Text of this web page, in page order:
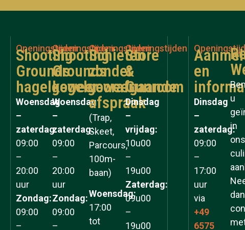
Openingstijden
Shooting
Grounds
hagelgeweer
Woensdag
–
zaterdag:
09:00
–
20:00
uur
Zondag:
09:00
–
Openingstijden
Shooting
Grounds
kogelgeweer
Woensdag
–
zaterdag:
09:00
–
20:00
uur
Zondag:
09:00
–
Openingstijden
Schieten
zonder
voorafgaande
afspraak
(Trap,
Skeet,
Parcours,
100m-
baan)
Woensdag:
17:00
tot
Openingstijden
Store
&
Gunroom
Dinsdag
–
vrijdag:
10u00
–
19u00
Zaterdag:
09u00
–
19u00
en
Dinsdag
–
zaterdag:
09:00
–
17:00
uur
via
+49
6575
u
in
ons
dan